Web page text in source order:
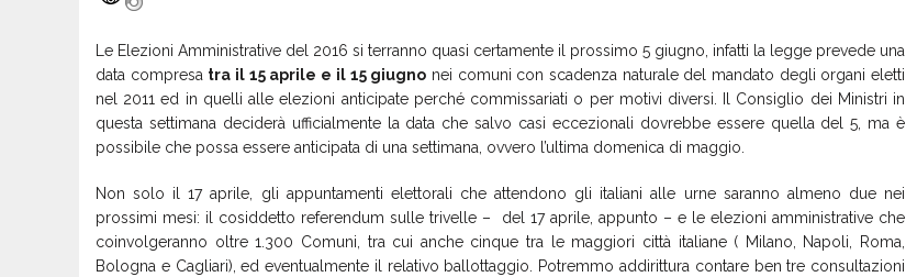
Le Elezioni Amministrative del 2016 si terranno quasi certamente il prossimo 5 giugno, infatti la legge prevede una
data compresa tra il 15 aprile e il 15 giugno nei comuni con scadenza naturale del mandato degli organi eletti
nel 2011 ed in quelli alle elezioni anticipate perché commissariati o per motivi diversi. Il Consiglio dei Ministri in
questa settimana deciderà ufficialmente la data che salvo casi eccezionali dovrebbe essere quella del 5, ma è
possibile che possa essere anticipata di una settimana, ovvero l’ultima domenica di maggio.
Non solo il 17 aprile, gli appuntamenti elettorali che attendono gli italiani alle urne saranno almeno due nei
prossimi mesi: il cosiddetto referendum sulle trivelle – del 17 aprile, appunto – e le elezioni amministrative che
coinvolgeranno oltre 1.300 Comuni, tra cui anche cinque tra le maggiori città italiane ( Milano, Napoli, Roma,
Bologna e Cagliari), ed eventualmente il relativo ballottaggio. Potremmo addirittura contare ben tre consultazioni